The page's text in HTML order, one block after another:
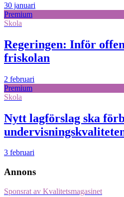
30 januari
Premium
Skola
Regeringen: Inför
friskolan
2 februari
Premium
Skola
Nytt lagförslag ska
3 februari
Annons
Sponsrat av Kvalitetsmagasinet